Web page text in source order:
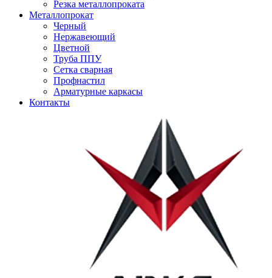
Резка металлопроката
Металлопрокат
Черный
Нержавеющий
Цветной
Труба ППУ
Сетка сварная
Профнастил
Арматурные каркасы
Контакты